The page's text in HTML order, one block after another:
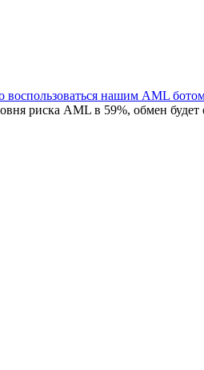
воспользоваться нашим AML
риска AML в 59%, обмен